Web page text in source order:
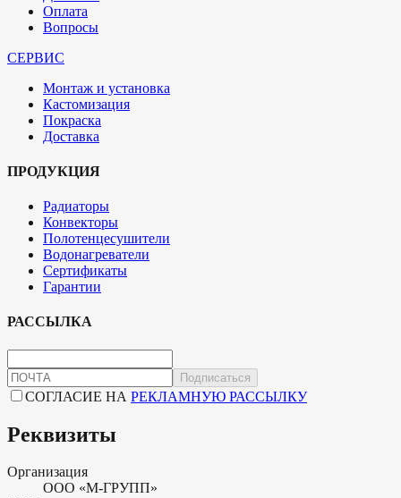
Оплата
Вопросы
СЕРВИС
Монтаж и установка
Кастомизация
Покраска
Доставка
ПРОДУКЦИЯ
Радиаторы
Конвекторы
Полотенцесушители
Водонагреватели
Сертификаты
Гарантии
РАССЫЛКА
Подписаться
СОГЛАСИЕ НА РЕКЛАМНУЮ РАССЫЛКУ
Реквизиты
Организация
ООО «М-ГРУПП»